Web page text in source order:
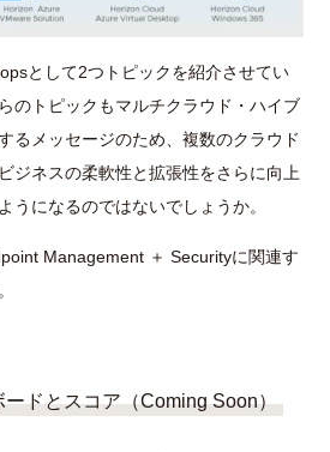
として2つトピックを紹介させてい
のトピックもマルチクラウド・ハイブ
るメッセージのため、複数のクラウド
ジネスの柔軟性と拡張性をさらに向上
うになるのではないでしょうか。
Management ＋ Securityに関連す
ドとスコア（Coming Soon）